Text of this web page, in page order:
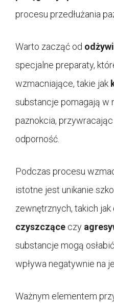
procesu przedłużania
Warto zacząć od
specjalne preparaty,
wzmacniające, takie jak
substancje pomagają w
paznokcia,
odporność.
Podczas procesu
istotne jest unikanie
zewnętrznych, takich jak
czyszczące czy
substancje mogą
wpływa negatywnie na
Ważnym elementem